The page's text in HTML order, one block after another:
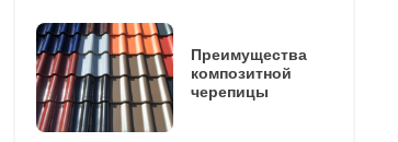
Преимущества
композитной
черепицы